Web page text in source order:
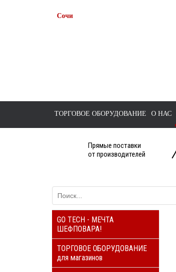
Сочи
ТОРГОВОЕ ОБОРУДОВАНИЕ О НАС
Прямые поставки
от производителей
GO TECH - МЕЧТА
ШЕФПОВАРА!
ТОРГОВОЕ ОБОРУДОВАНИЕ
для магазинов